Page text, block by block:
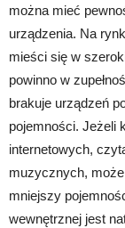
można mieć
urządzenia. Na
mieści się w
powinno w
brakuje urządzeń
pojemności. Jeżeli
internetowych,
muzycznych,
mniejszy
wewnętrznej jest